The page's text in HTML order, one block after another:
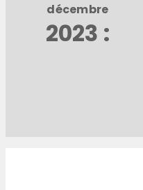
décembre
2023 :